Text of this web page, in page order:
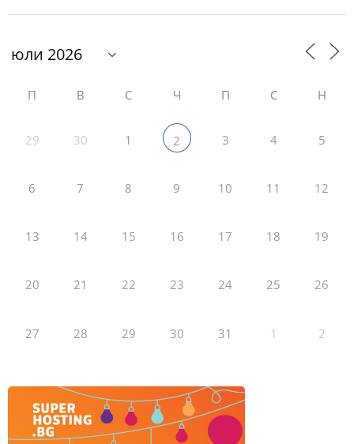
П В С Ч П С Н
29 30 1 2 3 4 5
6 7 8 9 10 11 12
13 14 15 16 17 18 19
20 21 22 23 24 25 26
27 28 29 30 31 1 2